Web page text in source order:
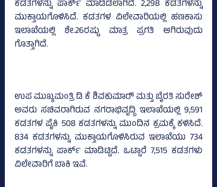
ಕಡತಗಳನ್ನು ಪಾರ್ಕ್‌ ಮಾಡಿಡಲಾಗಿದೆ. 2,298 ಕಡತಗಳನ್ನು
ಮುಕ್ತಾಯಗೊಳಿಸಿದೆ. ಕಡತಗಳ ವಿಲೇವಾರಿಯಲ್ಲಿ ಹಣಕಾಸು
ಇಲಾಖೆಯಲ್ಲಿ ಶೇ.26ರಷ್ಟು ಮಾತ್ರ ಪ್ರಗತಿ ಆಗಿರುವುದು
ಗೊತ್ತಾಗಿದೆ.
ಉಪ ಮುಖ್ಯಮಂತ್ರಿ ಡಿ ಕೆ ಶಿವಕುಮಾರ್‍‌ ಮತ್ತು ಬೈರತಿ ಸುರೇಶ್‌
ಅವರು ಸಚಿವರಾಗಿರುವ ನಗರಾಭಿವೃದ್ಧಿ ಇಲಾಖೆಯಲ್ಲಿ 9,591
ಕಡತಗಳ ಪೈಕಿ 508 ಕಡತಗಳನ್ನು ಮುಂದಿನ ಕ್ರಮಕ್ಕೆ ಕಳಿಸಿದೆ.
834 ಕಡತಗಳನ್ನು ಮುಕ್ತಾಯಗೊಳಿಸಿರುವ ಇಲಾಖೆಯು 734
ಕಡತಗಳನ್ನು ಪಾರ್ಕ್‌ ಮಾಡಿಟ್ಟಿದೆ. ಒಟ್ಟಾರೆ 7,515 ಕಡತಗಳು
ವಿಲೇವಾರಿಗೆ ಬಾಕಿ ಇವೆ.